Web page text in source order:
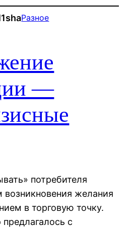
Разное
—
потребителя
желания
в торговую точку.
с